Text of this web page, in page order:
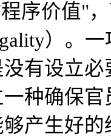
序价值"
）。
有设立
种确保
产生好